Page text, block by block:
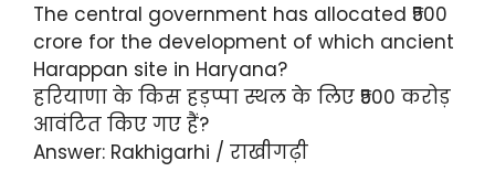
The central government has allocated ₹500
crore for the development of which ancient
Harappan site in Haryana?
हरियाणा के किस हड़प्पा स्थल के लिए ₹500 करोड़
आवंटित किए गए हैं?
Answer: Rakhigarhi / राखीगढ़ी